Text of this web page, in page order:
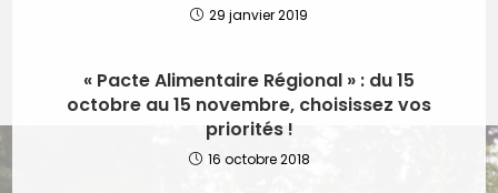
29 janvier 2019
« Pacte Alimentaire Régional » : du 15
octobre au 15 novembre, choisissez vos
priorités !
16 octobre 2018